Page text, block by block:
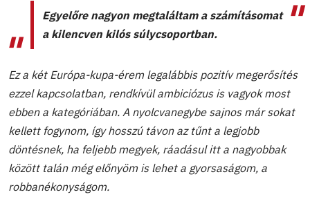
Egyelőre nagyon megtaláltam a számításomat
a kilencven kilós súlycsoportban.
Ez a két Európa-kupa-érem legalábbis pozitív megerősítés
ezzel kapcsolatban, rendkívül ambiciózus is vagyok most
ebben a kategóriában. A nyolcvanegybe sajnos már sokat
kellett fogynom, így hosszú távon az tűnt a legjobb
döntésnek, ha feljebb megyek, ráadásul itt a nagyobbak
között talán még előnyöm is lehet a gyorsaságom, a
robbanékonyságom.